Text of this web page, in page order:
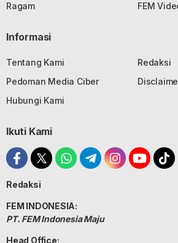
Ragam
FEM
Informasi
Tentang Kami
Redaksi
Pedoman Media Ciber
Hubungi Kami
Ikuti Kami
Redaksi
FEM INDONESIA:
PT. FEM Indonesia Maju
Head Office: